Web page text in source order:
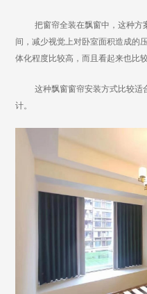
把窗帘全装在飘窗中，这种方
间，减少视觉上对卧室面积造成的
体化程度比较高，而且看起来也比
这种飘窗窗帘安装方式比较
计。